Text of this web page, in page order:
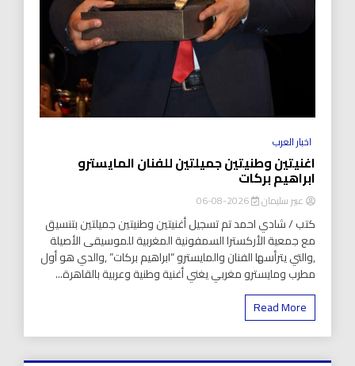
اخبار العرب
اغنيتين وطنيتين جميلتين للفنان المايسترو
ابراهيم بركات
عبير سليمان 2026-08-06
كتب / شادي احمد تم تسجيل أغنيتين وطنيتين جميلتين بتنسيق
مع جمعية الأركسترا السمفونية المغربية للموسيقى الأصيلة
,والتي يترأسها الفنان والمايسترو “ابراهيم بركات” ,والدي هو أول
مطرب ومايسترو مغربي يغني أغنية وطنية وعربية بالقاهرة...
Read More